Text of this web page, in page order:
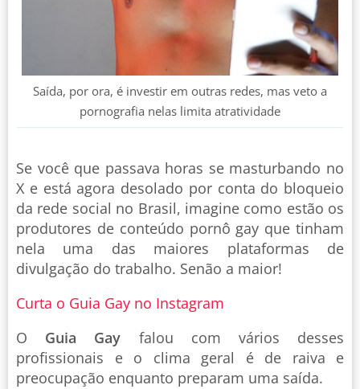
Saída, por ora, é investir em outras redes, mas veto a
pornografia nelas limita atratividade
Se você que passava horas se masturbando no
X e está agora desolado por conta do bloqueio
da rede social no Brasil, imagine como estão os
produtores de conteúdo pornô gay que tinham
nela uma das maiores plataformas de
divulgação do trabalho. Senão a maior!
Curta o Guia Gay no Instagram
O Guia Gay falou com vários desses
profissionais e o clima geral é de raiva e
preocupação enquanto preparam uma saída.